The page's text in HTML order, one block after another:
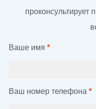
Ваше имя *
Ваш номер телефона *